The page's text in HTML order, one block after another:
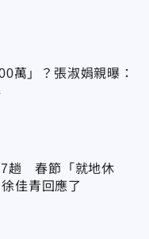
萬」？張淑娟親曝：
趟 春節「就地休
佳青回應了